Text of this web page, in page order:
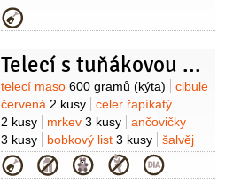
1 lžíce
1 lžíce
máslo1 lžíce
Kategorie
Telecí s tuňákovou omáčkou
Suroviny
telecí maso 600 gramů (kýta)
cibule
červená 2 kusy
celer řapíkatý
2 kusy
mrkev 3 kusy
ančovičky
3 kusy
bobkový list 3 kusy
šalvěj
1 snítka (čerstvá)
jalovec
3 kuličky
hřebíček2 kusy Na
Kategorie